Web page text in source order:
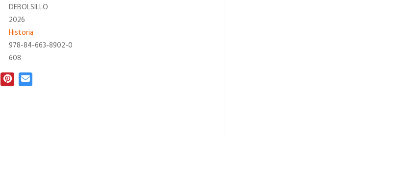
DEBOLSILLO
2026
Historia
978-84-663-8902-0
608